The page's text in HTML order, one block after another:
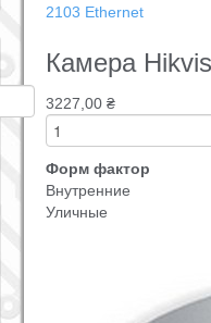
2103 Ethernet
Камера
3227,00 ₴
Форм фактор
Внутренние
Уличные